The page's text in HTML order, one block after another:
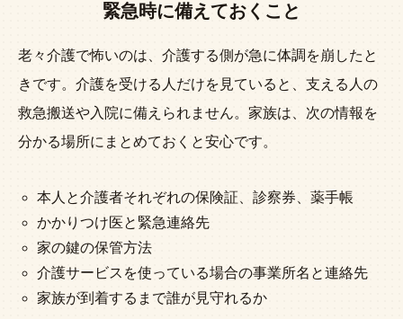
緊急時に備えておくこと
老々介護で怖いのは、介護する側が急に体調を崩したと
きです。介護を受ける人だけを見ていると、支える人の
救急搬送や入院に備えられません。家族は、次の情報を
分かる場所にまとめておくと安心です。
本人と介護者それぞれの保険証、診察券、薬手帳
かかりつけ医と緊急連絡先
家の鍵の保管方法
介護サービスを使っている場合の事業所名と連絡先
家族が到着するまで誰が見守れるか